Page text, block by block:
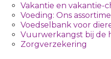
Vakantie en vakantie-
Voeding: Ons
Voedselbank voor
Vuurwerkangst bij de
Zorgverzekering